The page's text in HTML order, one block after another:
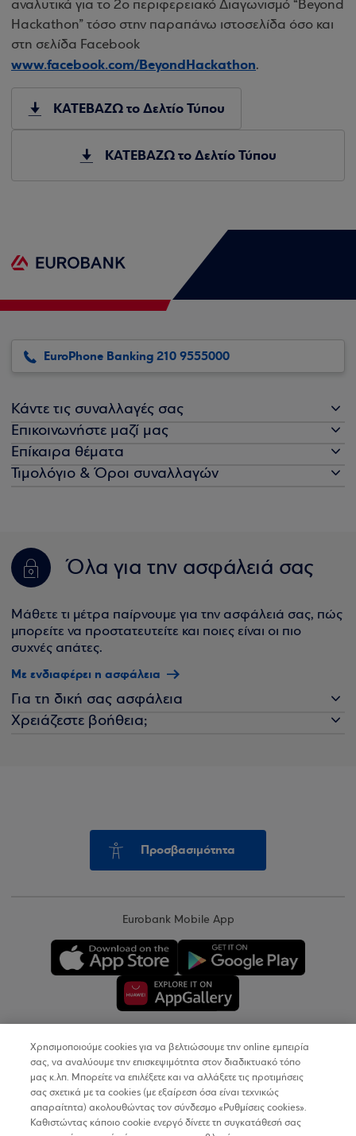
αναλυτικά για το 2ο περιφερειακό Διαγωνισμό “Beyond
Hackathon” τόσο στην παραπάνω ιστοσελίδα όσο και
στη σελίδα Facebook
www.facebook.com/BeyondHackathon.
ΚΑΤΕΒΑΖΩ το Δελτίο Τύπου
ΚΑΤΕΒΑΖΩ το Δελτίο Τύπου
EuroPhone Banking 210 9555000
Κάντε τις συναλλαγές σας
Επικοινωνήστε μαζί μας
Επίκαιρα θέματα
Τιμολόγιο & Όροι συναλλαγών
Όλα για την ασφάλειά σας
Μάθετε τι μέτρα παίρνουμε για την ασφάλειά σας, πώς
μπορείτε να προστατευτείτε και ποιες είναι οι πιο
συχνές απάτες.
Με ενδιαφέρει η ασφάλεια
Για τη δική σας ασφάλεια
Χρειάζεστε βοήθεια;
Προσβασιμότητα
Eurobank Mobile App
Copyright © 2026
Όροι Χρήσης
Προσωπικά Δεδομένα στον Διαδικτυακό Τόπο
Χρησιμοποιούμε cookies για να βελτιώσουμε την online εμπειρία
σας, να αναλύουμε την επισκεψιμότητα στον διαδικτυακό τόπο
μας κ.λπ. Μπορείτε να επιλέξετε και να αλλάξετε τις προτιμήσεις
σας σχετικά με τα cookies (με εξαίρεση όσα είναι τεχνικώς
απαραίτητα) ακολουθώντας τον σύνδεσμο «Ρυθμίσεις cookies».
Καθιστώντας κάποιο cookie ενεργό δίνετε τη συγκατάθεσή σας